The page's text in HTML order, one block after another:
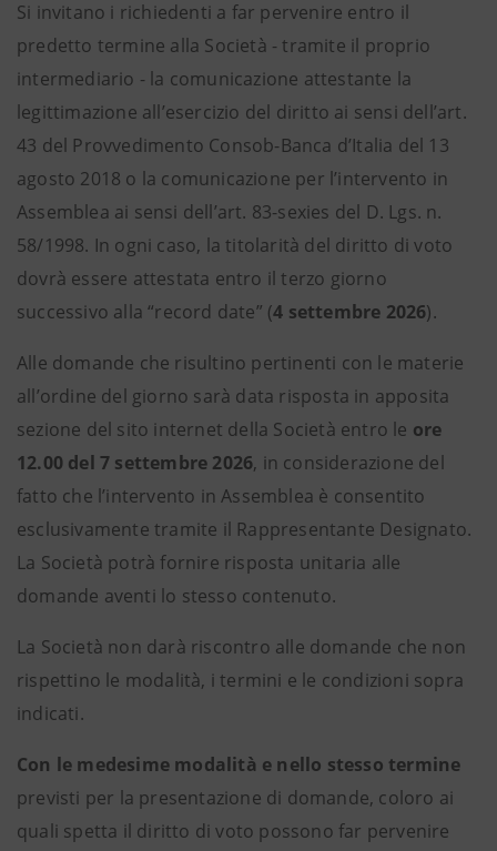
Si invitano i richiedenti a far pervenire entro il
predetto termine alla Società - tramite il proprio
intermediario - la comunicazione attestante la
legittimazione all’esercizio del diritto ai sensi dell’art.
43 del Provvedimento Consob-Banca d’Italia del 13
agosto 2018 o la comunicazione per l’intervento in
Assemblea ai sensi dell’art. 83-sexies del D. Lgs. n.
58/1998. In ogni caso, la titolarità del diritto di voto
dovrà essere attestata entro il terzo giorno
successivo alla “record date” (4 settembre 2026).
Alle domande che risultino pertinenti con le materie
all’ordine del giorno sarà data risposta in apposita
sezione del sito internet della Società entro le ore
12.00 del 7 settembre 2026, in considerazione del
fatto che l’intervento in Assemblea è consentito
esclusivamente tramite il Rappresentante Designato.
La Società potrà fornire risposta unitaria alle
domande aventi lo stesso contenuto.
La Società non darà riscontro alle domande che non
rispettino le modalità, i termini e le condizioni sopra
indicati.
Con le medesime modalità e nello stesso termine
previsti per la presentazione di domande, coloro ai
quali spetta il diritto di voto possono far pervenire